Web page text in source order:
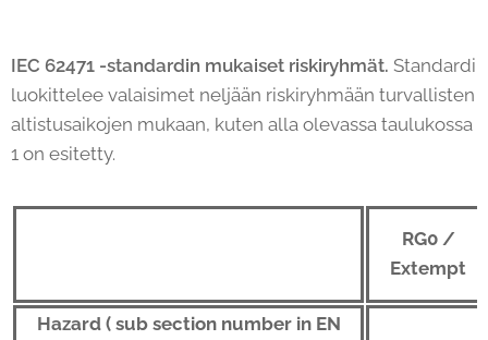
IEC 62471 -standardin mukaiset riskiryhmät. Standardi
luokittelee valaisimet neljään riskiryhmään turvallisten
altistusaikojen mukaan, kuten alla olevassa taulukossa
1 on esitetty.
RG0 /
Extempt
Hazard ( sub section number in EN